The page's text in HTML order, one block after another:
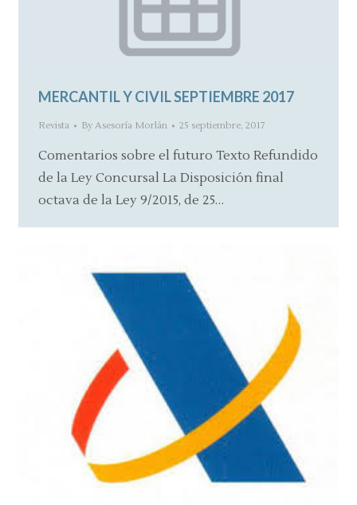
MERCANTIL Y CIVIL SEPTIEMBRE 2017
Revista By Asesoría Morlán 25 septiembre, 2017
Comentarios sobre el futuro Texto Refundido
de la Ley Concursal La Disposición final
octava de la Ley 9/2015, de 25…